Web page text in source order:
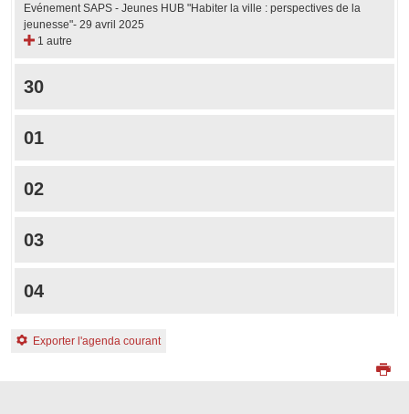
Evénement SAPS - Jeunes HUB "Habiter la ville : perspectives de la
jeunesse"- 29 avril 2025
1 autre
30
01
02
03
04
Exporter l'agenda courant